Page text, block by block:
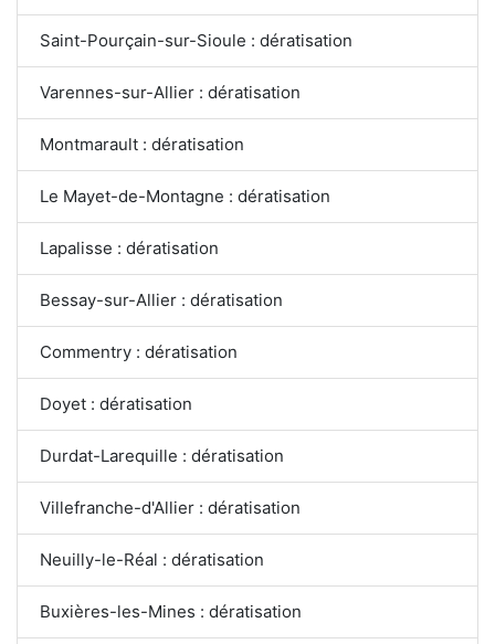
Saint-Pourçain-sur-Sioule : dératisation
Varennes-sur-Allier : dératisation
Montmarault : dératisation
Le Mayet-de-Montagne : dératisation
Lapalisse : dératisation
Bessay-sur-Allier : dératisation
Commentry : dératisation
Doyet : dératisation
Durdat-Larequille : dératisation
Villefranche-d'Allier : dératisation
Neuilly-le-Réal : dératisation
Buxières-les-Mines : dératisation